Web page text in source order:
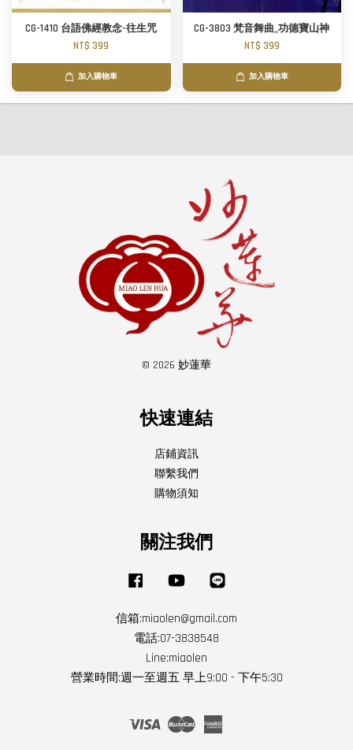
CG-1410 台語佛經教念-往生咒
NT$ 399
加入購物車
CG-3803 梵音舞曲_功德寶山神
NT$ 399
加入購物車
© 2026 妙蓮華
快速連結
店鋪資訊
聯繫我們
購物須知
關注我們
Facebook YouTube
信箱:miaolen@gmail.com
電話:07-3838548
Line:miaolen
營業時間:週一至週五 早上9:00 - 下午5:30
Visa Master